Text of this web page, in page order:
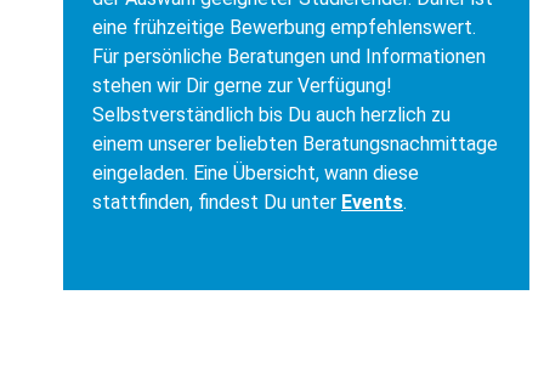
eine frühzeitige Bewerbung empfehlenswert.
Für persönliche Beratungen und Informationen
stehen wir Dir gerne zur Verfügung!
Selbstverständlich bis Du auch herzlich zu
einem unserer beliebten Beratungsnachmittage
eingeladen. Eine Übersicht, wann diese
stattfinden, findest Du unter Events.